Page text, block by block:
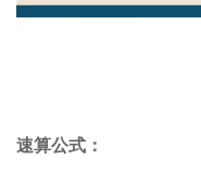
速算公式：